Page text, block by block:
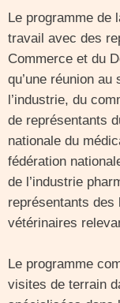
Le programme de
travail avec des
Commerce et du
qu’une réunion au
l’industrie, du
de représentants
nationale du
fédération
de l’industrie
représentants des
vétérinaires
Le programme
visites de terrain